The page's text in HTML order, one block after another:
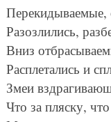
Разозлились,
Вниз
Расплетались и
Змеи
Что за пляску,